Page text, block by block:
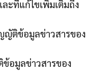
ะที่แก้ไขเพิ่มเติมถึง
ติข้อมูลข่าวสารของ
อมูลข่าวสารของ